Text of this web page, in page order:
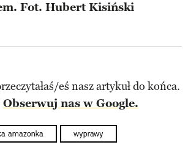
Fot. Hubert Kisiński
eś nasz artykuł do końca.
Obserwuj nas w Google.
amazonka wyprawy